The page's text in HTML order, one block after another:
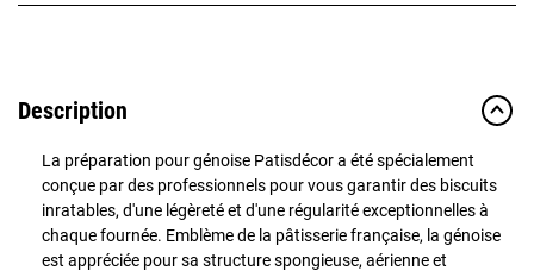
Description
La préparation pour génoise Patisdécor a été spécialement
conçue par des professionnels pour vous garantir des biscuits
inratables, d'une légèreté et d'une régularité exceptionnelles à
chaque fournée. Emblème de la pâtisserie française, la génoise
est appréciée pour sa structure spongieuse, aérienne et